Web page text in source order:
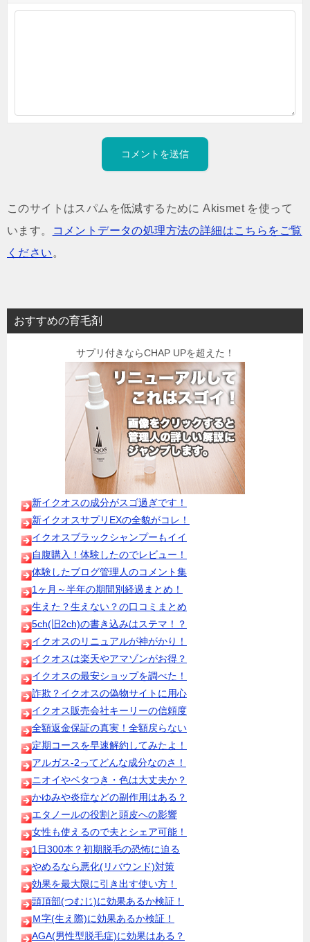
このサイトはスパムを低減するために Akismet を使って
います。
コメントデータの処理方法の詳細はこちらをご覧
ください 。
おすすめの育毛剤
サプリ付きならCHAP UPを超えた！
新イクオスの成分がスゴ過ぎです！
新イクオスサプリEXの全貌がコレ！
イクオスブラックシャンプーもイイ
自腹購入！体験したのでレビュー！
体験したブログ管理人のコメント集
1ヶ月～半年の期間別経過まとめ！
生えた？生えない？の口コミまとめ
5ch(旧2ch)の書き込みはステマ！？
イクオスのリニュアルが神がかり！
イクオスは楽天やアマゾンがお得？
イクオスの最安ショップを調べた！
詐欺？イクオスの偽物サイトに用心
イクオス販売会社キーリーの信頼度
全額返金保証の真実！全額戻らない
定期コースを早速解約してみたよ！
アルガス-2ってどんな成分なのさ！
ニオイやベタつき・色は大丈夫か？
かゆみや炎症などの副作用はある？
エタノールの役割と頭皮への影響
女性も使えるので夫とシェア可能！
1日300本？初期脱毛の恐怖に迫る
やめるなら悪化(リバウンド)対策
効果を最大限に引き出す使い方！
頭頂部(つむじ)に効果あるか検証！
Ｍ字(生え際)に効果あるか検証！
AGA(男性型脱毛症)に効果はある？